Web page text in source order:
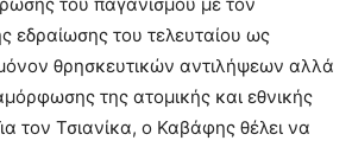
εδραίωσης του τελευταίου ως
θρησκευτικών αντιλήψεων αλλά
της ατομικής και εθνικής
τον Τσιανίκα, ο Καβάφης θέλει να